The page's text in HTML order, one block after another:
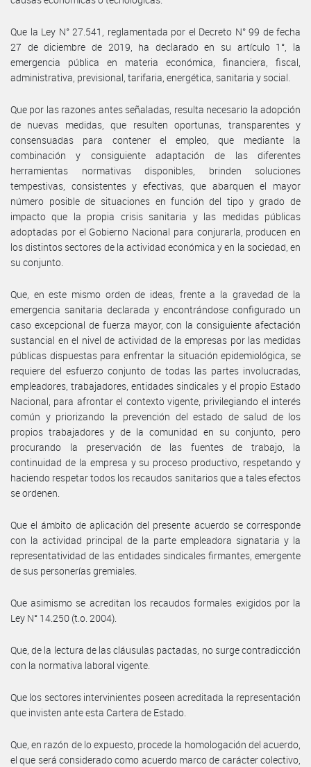
Que la Ley N° 27.541, reglamentada por el Decreto N° 99 de fecha
27 de diciembre de 2019, ha declarado en su artículo 1°, la
emergencia pública en materia económica, financiera, fiscal,
administrativa, previsional, tarifaria, energética, sanitaria y social.
Que por las razones antes señaladas, resulta necesario la adopción
de nuevas medidas, que resulten oportunas, transparentes y
consensuadas para contener el empleo, que mediante la
combinación y consiguiente adaptación de las diferentes
herramientas normativas disponibles, brinden soluciones
tempestivas, consistentes y efectivas, que abarquen el mayor
número posible de situaciones en función del tipo y grado de
impacto que la propia crisis sanitaria y las medidas públicas
adoptadas por el Gobierno Nacional para conjurarla, producen en
los distintos sectores de la actividad económica y en la sociedad, en
su conjunto.
Que, en este mismo orden de ideas, frente a la gravedad de la
emergencia sanitaria declarada y encontrándose configurado un
caso excepcional de fuerza mayor, con la consiguiente afectación
sustancial en el nivel de actividad de la empresas por las medidas
públicas dispuestas para enfrentar la situación epidemiológica, se
requiere del esfuerzo conjunto de todas las partes involucradas,
empleadores, trabajadores, entidades sindicales y el propio Estado
Nacional, para afrontar el contexto vigente, privilegiando el interés
común y priorizando la prevención del estado de salud de los
propios trabajadores y de la comunidad en su conjunto, pero
procurando la preservación de las fuentes de trabajo, la
continuidad de la empresa y su proceso productivo, respetando y
haciendo respetar todos los recaudos sanitarios que a tales efectos
se ordenen.
Que el ámbito de aplicación del presente acuerdo se corresponde
con la actividad principal de la parte empleadora signataria y la
representatividad de las entidades sindicales firmantes, emergente
de sus personerías gremiales.
Que asimismo se acreditan los recaudos formales exigidos por la
Ley N° 14.250 (t.o. 2004).
Que, de la lectura de las cláusulas pactadas, no surge contradicción
con la normativa laboral vigente.
Que los sectores intervinientes poseen acreditada la representación
que invisten ante esta Cartera de Estado.
Que, en razón de lo expuesto, procede la homologación del acuerdo,
el que será considerado como acuerdo marco de carácter colectivo,